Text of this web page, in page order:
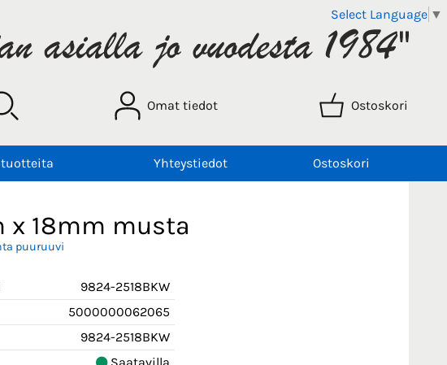
Select Language ▼
Omat tiedot Ostoskori
Yhteystiedot Ostoskori
x 18mm musta
puuruuvi
9824-2518BKW
5000000062065
9824-2518BKW